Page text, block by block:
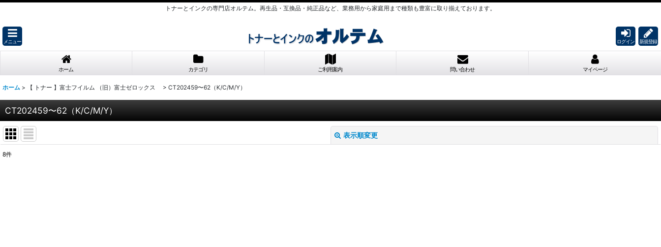
トナーとインクの専門店オルテム。再生品・互換品・純正品など、業務用から家庭用まで種類も豊富に取り揃えております。
メニュー ログイン 新規登録
ホーム カテゴリ ご利用案内 問い合わせ マイページ
ホーム > 【 トナー 】富士フイルム （旧）富士ゼロックス > CT202459〜62（K/C/M/Y）
CT202459〜62（K/C/M/Y）
表示順変更
8件